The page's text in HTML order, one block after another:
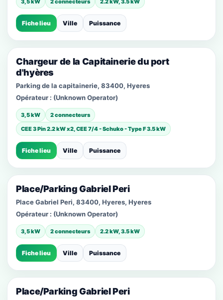
3,5 kW 2 connecteurs 2.2 kW, 3.5 kW
Fiche lieu Ville Puissance
Chargeur de la Capitainerie du port
d'hyères
Parking de la capitainerie, 83400, Hyeres
Opérateur : (Unknown Operator)
3,5 kW
2 connecteurs
CEE 3 Pin 2.2 kW x2, CEE 7/4 - Schuko - Type F 3.5 kW
Fiche lieu Ville Puissance
Place/Parking Gabriel Peri
Place Gabriel Peri, 83400, Hyeres, Hyeres
Opérateur : (Unknown Operator)
3,5 kW 2 connecteurs 2.2 kW, 3.5 kW
Fiche lieu Ville Puissance
Place/Parking Gabriel Peri